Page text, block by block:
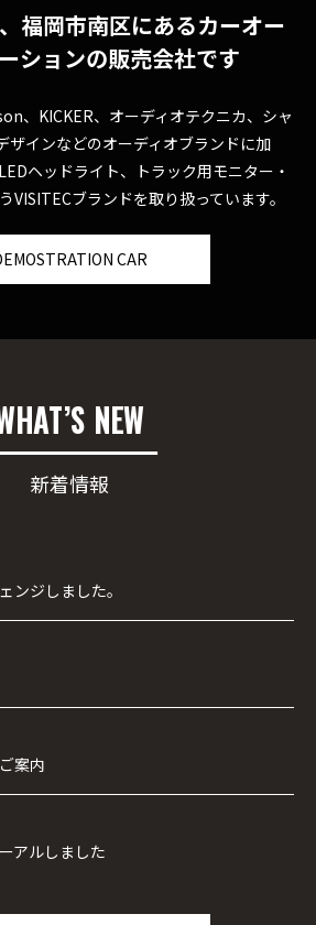
福岡市南区にあるカーオー
ションの販売会社です
、KICKER、オーディオテクニカ、シャ
ザインなどのオーディオブランドに加
ヘッドライト、
トラック用モニター・
VISITECブランドを取り扱っています。
CAR
NEW
新着情報
ンジしました。
案内
アルしました